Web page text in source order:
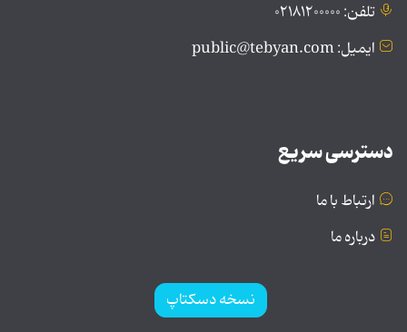
تلفن: ۰۲۱۸۱۲۰۰۰۰۰
ایمیل: public@tebyan.com
دسترسی سریع
ارتباط با ما
درباره ما
نسخه دسکتاپ